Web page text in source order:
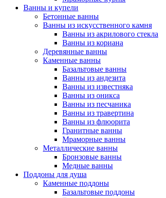
Ванны и купели
Бетонные ванны
Ванны из искусственного камня
Ванны из акрилового стекла
Ванны из кориана
Деревянные ванны
Каменные ванны
Базальтовые ванны
Ванны из андезита
Ванны из известняка
Ванны из оникса
Ванны из песчаника
Ванны из травертина
Ванны из флюорита
Гранитные ванны
Мраморные ванны
Металлические ванны
Бронзовые ванны
Медные ванны
Поддоны для душа
Каменные поддоны
Базальтовые поддоны